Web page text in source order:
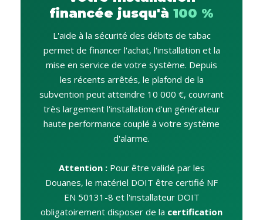
financée jusqu'à 100 %
L'aide à la sécurité des débits de tabac
permet de financer l'achat, l'installation et la
mise en service de votre système. Depuis
les récents arrêtés, le plafond de la
subvention peut atteindre 10 000 €, couvrant
très largement l'installation d'un générateur
haute performance couplé à votre système
d'alarme.
Attention :Pour être validé par les
Douanes, le matériel DOIT être certifié NF
EN 50131-8 et l'installateur DOIT
obligatoirement disposer de la certification